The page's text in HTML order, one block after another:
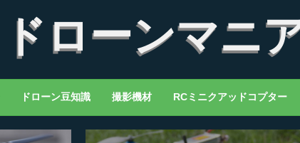
ドローンマニ
ドローン豆知識 撮影機材 RCミニクアッドコプター